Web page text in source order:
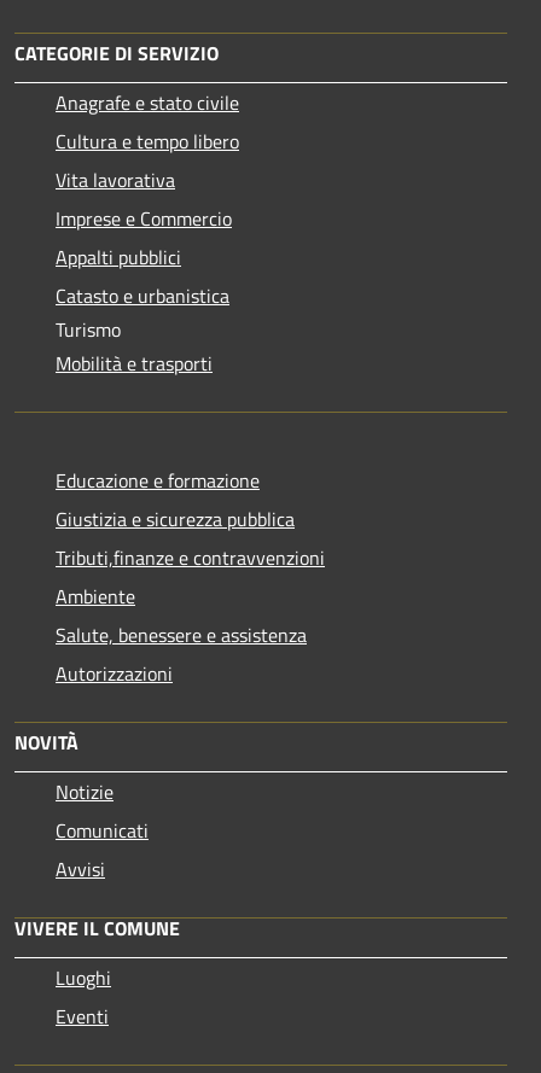
CATEGORIE DI SERVIZIO
Anagrafe e stato civile
Cultura e tempo libero
Vita lavorativa
Imprese e Commercio
Appalti pubblici
Catasto e urbanistica
Turismo
Mobilità e trasporti
Educazione e formazione
Giustizia e sicurezza pubblica
Tributi,finanze e contravvenzioni
Ambiente
Salute, benessere e assistenza
Autorizzazioni
NOVITÀ
Notizie
Comunicati
Avvisi
VIVERE IL COMUNE
Luoghi
Eventi